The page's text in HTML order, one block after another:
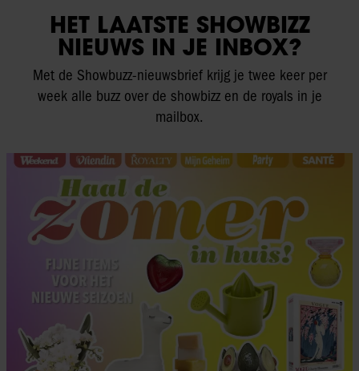
HET LAATSTE SHOWBIZZ
NIEUWS IN JE INBOX?
Met de Showbuzz-nieuwsbrief krijg je twee keer per
week alle buzz over de showbizz en de royals in je
mailbox.